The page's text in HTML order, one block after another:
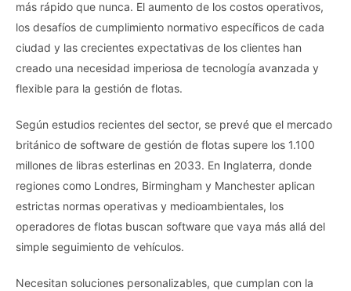
más rápido que nunca. El aumento de los costos operativos,
los desafíos de cumplimiento normativo específicos de cada
ciudad y las crecientes expectativas de los clientes han
creado una necesidad imperiosa de tecnología avanzada y
flexible para la gestión de flotas.
Según estudios recientes del sector, se prevé que el mercado
británico de software de gestión de flotas supere los 1.100
millones de libras esterlinas en 2033. En Inglaterra, donde
regiones como Londres, Birmingham y Manchester aplican
estrictas normas operativas y medioambientales, los
operadores de flotas buscan software que vaya más allá del
simple seguimiento de vehículos.
Necesitan soluciones personalizables, que cumplan con la